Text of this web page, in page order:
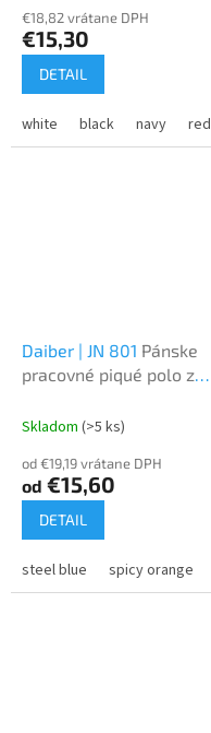
€18,82 vrátane DPH
€15,30
DETAIL
white black navy red
Daiber | JN 801 Pánske
pracovné piqué polo z
Skladom (>5 ks)
od €19,19 vrátane DPH
od €15,60
DETAIL
steel blue spicy orange